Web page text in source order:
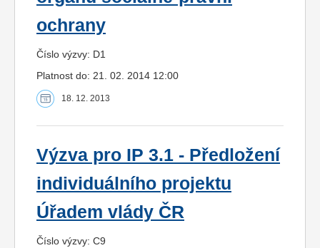
ochrany
Číslo výzvy: D1
Platnost do: 21. 02. 2014 12:00
18. 12. 2013
Výzva pro IP 3.1 - Předložení
individuálního projektu
Úřadem vlády ČR
Číslo výzvy: C9